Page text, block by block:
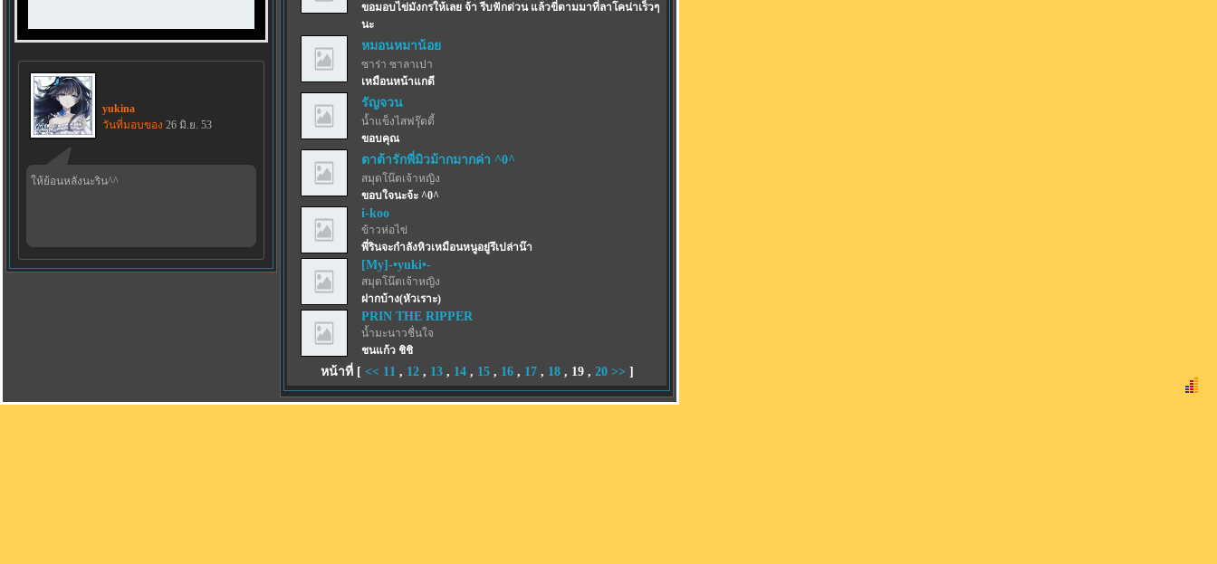
yukina
วันที่มอบของ 26 มิ.ย. 53
ให้ย้อนหลังนะริน^^
ขอมอบไข่มังกรให้เลย จ้า รีบฟักด่วน แล้วขี่ตามมาที่ลาโคน่าเร็วๆ
นะ
หมอนหมาน้อย
ซาร่า ซาลาเปา
เหมือนหน้าแกดี
รัญจวน
น้ำแข็งไสฟรุ๊ตตี้
ขอบคุณ
ตาต้ารักพี่มิวม้ากมากค่า ^0^
สมุดโน๊ตเจ้าหญิง
ขอบใจนะจ้ะ ^0^
i-koo
ข้าวห่อไข่
พี่รินจะกำลังหิวเหมือนหนูอยู่รึเปล่าน๊า
[My]-•yuki•-
สมุดโน๊ตเจ้าหญิง
ฝากบ้าง(หัวเราะ)
PRIN THE RIPPER
น้ำมะนาวชื่นใจ
ชนแก้ว ชิชิ
หน้าที่ [ << 11 , 12, 13, 14, 15, 16, 17, 18, 19, 20 >> ]